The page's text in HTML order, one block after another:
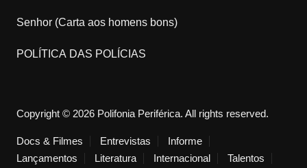
Senhor (Carta aos homens bons)
POLÍTICA DAS POLÍCIAS
Copyright © 2026 Polifonia Periférica. All rights reserved.
Docs & Filmes Entrevistas
Informe
Lançamentos
Literatura Internacional Talentos